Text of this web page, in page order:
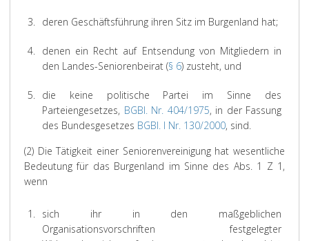
3. deren Geschäftsführung ihren Sitz im Burgenland hat;
4. denen ein Recht auf Entsendung von Mitgliedern in
den Landes-Seniorenbeirat (§ 6) zusteht, und
5. die keine politische Partei im Sinne des
Parteiengesetzes, BGBl. Nr. 404/1975, in der Fassung
des Bundesgesetzes BGBl. I Nr. 130/2000, sind.
(2) Die Tätigkeit einer Seniorenvereinigung hat wesentliche
Bedeutung für das Burgenland im Sinne des Abs. 1 Z 1,
wenn
1. sich ihr in den maßgeblichen
Organisationsvorschriften festgelegter